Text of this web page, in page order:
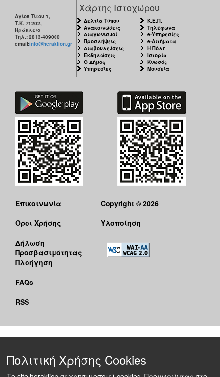
Αγίου Τίτου 1,
Τ.Κ. 71202,
Ηράκλειο
Τηλ.: 2813-409000
email:info@heraklion.gr
Χάρτης Ιστοχώρου
Δελτία Τύπου
Ανακοινώσεις
Διαγωνισμοί
Προσλήψεις
Διαβουλεύσεις
Εκδηλώσεις
Ο Δήμος
Υπηρεσίες
Κ.Ε.Π.
Τηλέφωνα
e-Υπηρεσίες
e-Αιτήματα
Η Πόλη
Ιστορία
Κνωσός
Μουσεία
Επικοινωνία
Όροι Χρήσης
Δήλωση
Προσβασιμότητας
Πλοήγηση
FAQs
RSS
Copyright © 2026
Υλοποίηση
Πολιτική Χρήσης Cookies